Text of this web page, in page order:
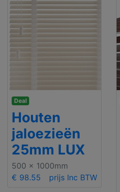
Deal
Houten
jaloezieën
25mm LUX
500 x 1000mm
€ 98.55
prijs Inc BTW